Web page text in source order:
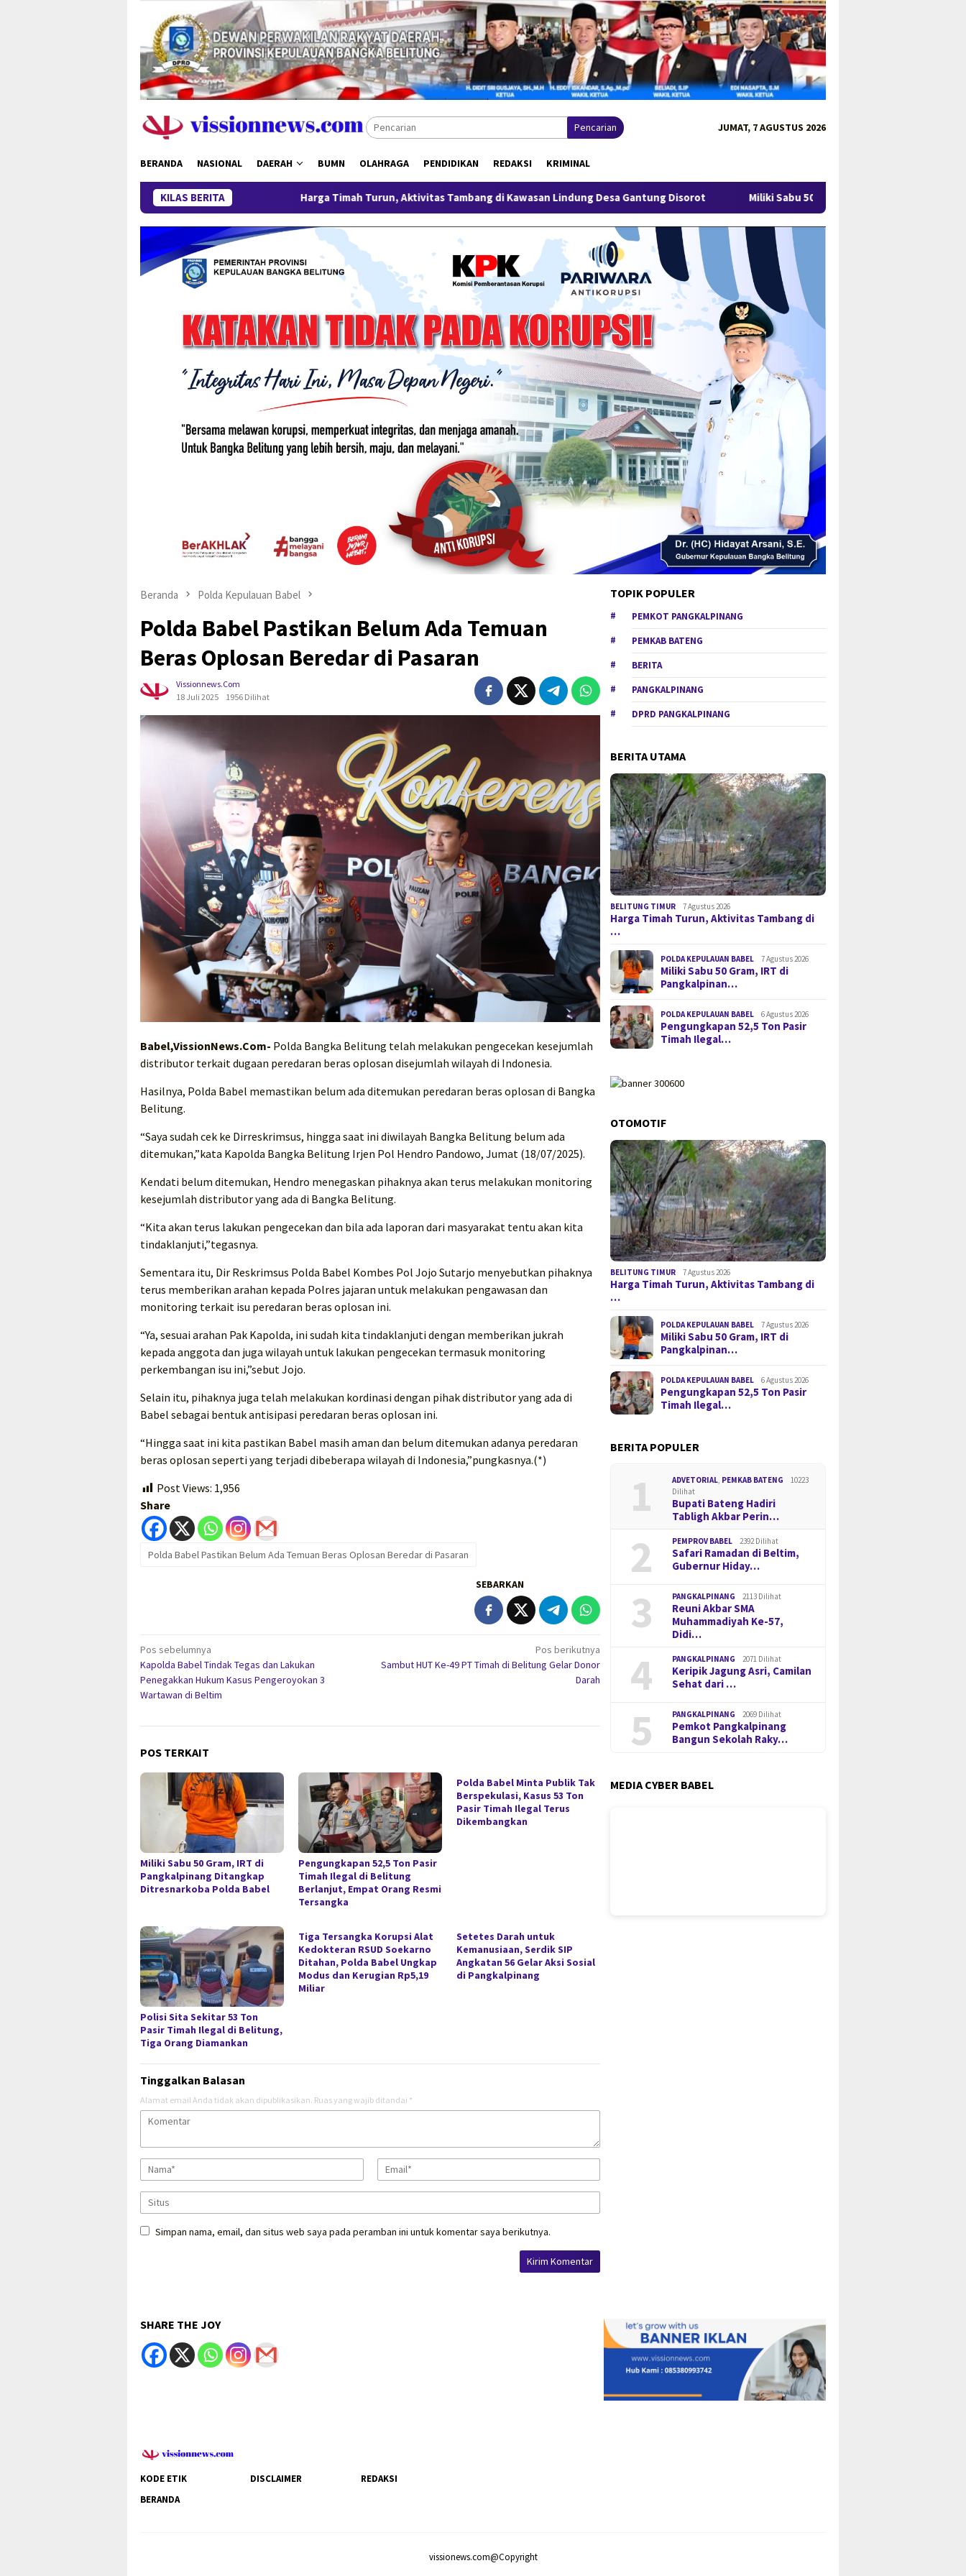
konten
Pencarian JUMAT, 7 AGUSTUS 2026
BERANDA NASIONAL DAERAH BUMN OLAHRAGA PENDIDIKAN REDAKSI KRIMINAL
KILAS BERITAHarga Timah Turun, Aktivitas Tambang di Kawasan Lindung Desa Gantung Disorot Miliki Sabu 50 Gram, IRT di Pangkalpinang Ditangkap
Beranda Polda Kepulauan Babel
Polda Babel Pastikan Belum Ada Temuan
Beras Oplosan Beredar di Pasaran
Vissionnews.com
18 Juli 2025
1956 Dilihat
Babel,VissionNews.Com- Polda Bangka Belitung telah melakukan pengecekan kesejumlah
distributor terkait dugaan peredaran beras oplosan disejumlah wilayah di Indonesia.
Hasilnya, Polda Babel memastikan belum ada ditemukan peredaran beras oplosan di Bangka
Belitung.
“Saya sudah cek ke Dirreskrimsus, hingga saat ini diwilayah Bangka Belitung belum ada
ditemukan,”kata Kapolda Bangka Belitung Irjen Pol Hendro Pandowo, Jumat (18/07/2025).
Kendati belum ditemukan, Hendro menegaskan pihaknya akan terus melakukan monitoring
kesejumlah distributor yang ada di Bangka Belitung.
“Kita akan terus lakukan pengecekan dan bila ada laporan dari masyarakat tentu akan kita
tindaklanjuti,”tegasnya.
Sementara itu, Dir Reskrimsus Polda Babel Kombes Pol Jojo Sutarjo menyebutkan pihaknya
terus memberikan arahan kepada Polres jajaran untuk melakukan pengawasan dan
monitoring terkait isu peredaran beras oplosan ini.
“Ya, sesuai arahan Pak Kapolda, ini sudah kita tindaklanjuti dengan memberikan jukrah
kepada anggota dan juga wilayah untuk lakukan pengecekan termasuk monitoring
perkembangan isu ini,”sebut Jojo.
Selain itu, pihaknya juga telah melakukan kordinasi dengan pihak distributor yang ada di
Babel sebagai bentuk antisipasi peredaran beras oplosan ini.
“Hingga saat ini kita pastikan Babel masih aman dan belum ditemukan adanya peredaran
beras oplosan seperti yang terjadi dibeberapa wilayah di Indonesia,”pungkasnya.(*)
Post Views: 1,956
Share
Polda Babel Pastikan Belum Ada Temuan Beras Oplosan Beredar di Pasaran
SEBARKAN
Navigasi
pos
Pos sebelumnya
Kapolda Babel Tindak Tegas dan Lakukan
Penegakkan Hukum Kasus Pengeroyokan 3
Wartawan di Beltim
Pos berikutnya
Sambut HUT Ke-49 PT Timah di Belitung Gelar Donor
Darah
POS TERKAIT
Miliki Sabu 50 Gram, IRT di
Pangkalpinang Ditangkap
Ditresnarkoba Polda Babel
Pengungkapan 52,5 Ton Pasir
Timah Ilegal di Belitung
Berlanjut, Empat Orang Resmi
Tersangka
Polda Babel Minta Publik Tak
Berspekulasi, Kasus 53 Ton
Pasir Timah Ilegal Terus
Dikembangkan
Polisi Sita Sekitar 53 Ton
Pasir Timah Ilegal di Belitung,
Tiga Orang Diamankan
Tiga Tersangka Korupsi Alat
Kedokteran RSUD Soekarno
Ditahan, Polda Babel Ungkap
Modus dan Kerugian Rp5,19
Miliar
Setetes Darah untuk
Kemanusiaan, Serdik SIP
Angkatan 56 Gelar Aksi Sosial
di Pangkalpinang
Tinggalkan Balasan
Alamat email Anda tidak akan dipublikasikan. Ruas yang wajib ditandai *
Simpan nama, email, dan situs web saya pada peramban ini untuk komentar saya berikutnya.
TOPIK POPULER
PEMKOT PANGKALPINANG
PEMKAB BATENG
BERITA
PANGKALPINANG
DPRD PANGKALPINANG
BERITA UTAMA
BELITUNG TIMUR 7 Agustus 2026
Harga Timah Turun, Aktivitas Tambang di
…
POLDA KEPULAUAN BABEL 7 Agustus 2026
Miliki Sabu 50 Gram, IRT di
Pangkalpinan…
POLDA KEPULAUAN BABEL 6 Agustus 2026
Pengungkapan 52,5 Ton Pasir
Timah Ilegal…
OTOMOTIF
BELITUNG TIMUR 7 Agustus 2026
Harga Timah Turun, Aktivitas Tambang di
…
POLDA KEPULAUAN BABEL 7 Agustus 2026
Miliki Sabu 50 Gram, IRT di
Pangkalpinan…
POLDA KEPULAUAN BABEL 6 Agustus 2026
Pengungkapan 52,5 Ton Pasir
Timah Ilegal…
BERITA POPULER
1 ADVETORIAL, PEMKAB BATENG
10223
Dilihat
Bupati Bateng Hadiri
Tabligh Akbar Perin…
2 PEMPROV BABEL 2392 Dilihat
Safari Ramadan di Beltim,
Gubernur Hiday…
3 PANGKALPINANG 2113 Dilihat
Reuni Akbar SMA
Muhammadiyah Ke-57,
Didi…
4 PANGKALPINANG 2071 Dilihat
Keripik Jagung Asri, Camilan
Sehat dari …
5 PANGKALPINANG 2069 Dilihat
Pemkot Pangkalpinang
Bangun Sekolah Raky…
MEDIA CYBER BABEL
SHARE THE JOY
KODE ETIK DISCLAIMER
REDAKSI
BERANDA
vissionews.com@Copyright